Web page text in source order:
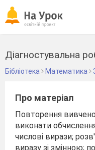
Діагностувальна
Бібліотека Математика
Про матеріал
Повторення
виконати
числові вирази;
виразу зі змінною;